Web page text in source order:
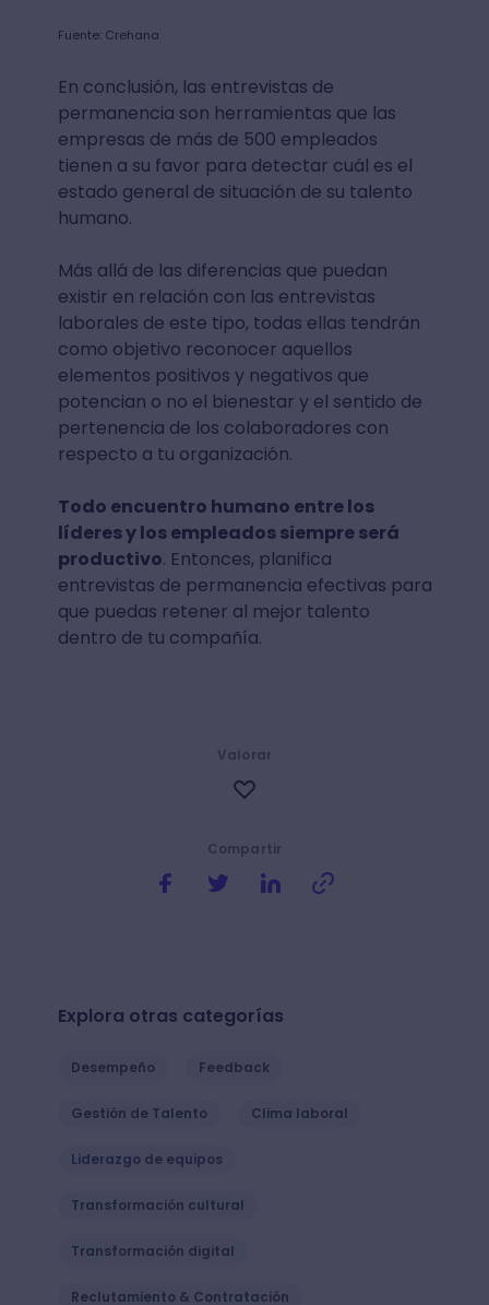
Fuente: Crehana
En conclusión, las entrevistas de
permanencia son herramientas que las
empresas de más de 500 empleados
tienen a su favor para detectar cuál es el
estado general de situación de su talento
humano.
Más allá de las diferencias que puedan
existir en relación con las entrevistas
laborales de este tipo, todas ellas tendrán
como objetivo reconocer aquellos
elementos positivos y negativos que
potencian o no el bienestar y el sentido de
pertenencia de los colaboradores con
respecto a tu organización.
Todo encuentro humano entre los
líderes y los empleados siempre será
productivo. Entonces, planifica
entrevistas de permanencia efectivas para
que puedas retener al mejor talento
dentro de tu compañía.
Compartir
Valorar
Explora otras categorías
Desempeño Feedback
Gestión de Talento Clima laboral
Liderazgo de equipos
Transformación cultural
Transformación digital
Reclutamiento & Contratación